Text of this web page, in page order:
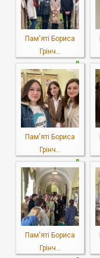
Пам'яті Бориса
Грінч...
Пам'яті Бориса
Грінч...
Пам'яті Бориса
Грінч...